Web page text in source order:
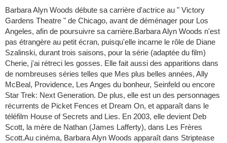
Barbara Alyn Woods débute sa carrière d'actrice au " Victory
Gardens Theatre " de Chicago, avant de déménager pour Los
Angeles, afin de poursuivre sa carrière.Barbara Alyn Woods n'est
pas étrangère au petit écran, puisqu'elle incarne le rôle de Diane
Szalinski, durant trois saisons, pour la série (adaptée du film)
Cherie, j'ai rétreci les gosses. Elle fait aussi des apparitions dans
de nombreuses séries telles que Mes plus belles années, Ally
McBeal, Providence, Les Anges du bonheur, Seinfeld ou encore
Star Trek: Next Generation. De plus, elle est un des personnages
récurrents de Picket Fences et Dream On, et apparaît dans le
téléfilm House of Secrets and Lies. En 2003, elle devient Deb
Scott, la mère de Nathan (James Lafferty), dans Les Frères
Scott.Au cinéma, Barbara Alyn Woods apparaît dans Striptease